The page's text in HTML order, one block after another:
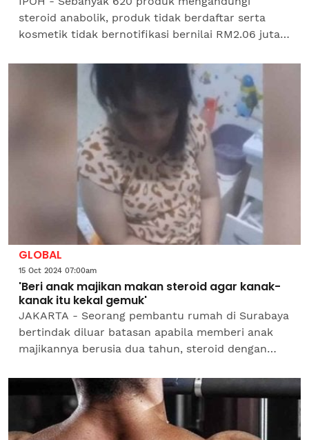
steroid anabolik, produk tidak berdaftar serta
kosmetik tidak bernotifikasi bernilai RM2.06 juta
Gudang, Jabatan...
GLOBAL
15 Oct 2024 07:00am
'Beri anak majikan makan steroid agar kanak-
kanak itu kekal gemuk'
JAKARTA - Seorang pembantu rumah di Surabaya
bertindak diluar batasan apabila memberi anak
majikannya berusia dua tahun, steroid dengan
Menurut pembantu...